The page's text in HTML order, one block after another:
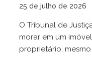
25 de julho de 2026
O Tribunal de
morar em um
proprietário, mesmo